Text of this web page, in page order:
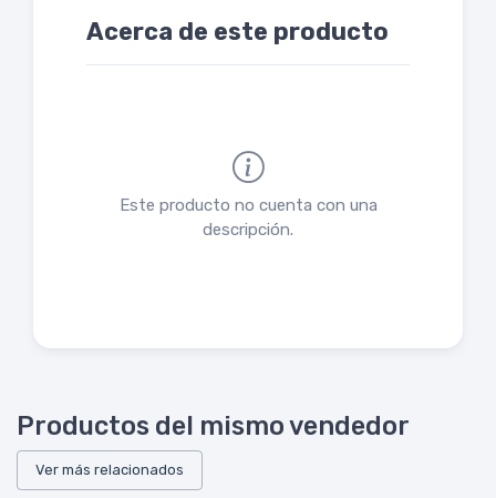
Acerca de este producto
Este producto no cuenta con una
descripción.
Productos del mismo vendedor
Ver más relacionados